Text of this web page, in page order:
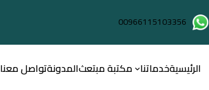
00966115103356
الرئيسيةخدماتنا مكتبة مبتعثالمدونةتواصل معنا